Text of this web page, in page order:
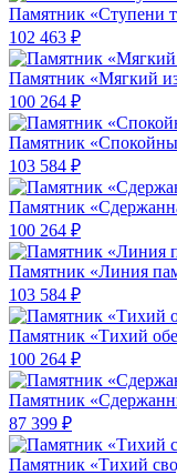
Памятник «Ступени
102 463 ₽
Памятник «Мягкий
100 264 ₽
Памятник
103 584 ₽
Памятник
100 264 ₽
Памятник «Линия
103 584 ₽
Памятник «Тихий
100 264 ₽
Памятник
87 399 ₽
Памятник «Тихий